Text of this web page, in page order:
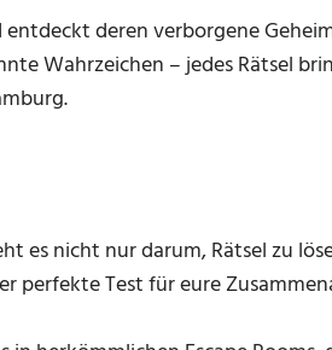
deren verborgene
Wahrzeichen – jedes Rätsel
es nicht nur darum, Rätsel zu
perfekte Test für eure